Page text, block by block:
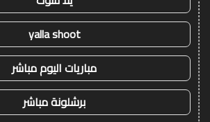
yalla shoot
مباريات اليوم مباشر
برشلونة مباشر